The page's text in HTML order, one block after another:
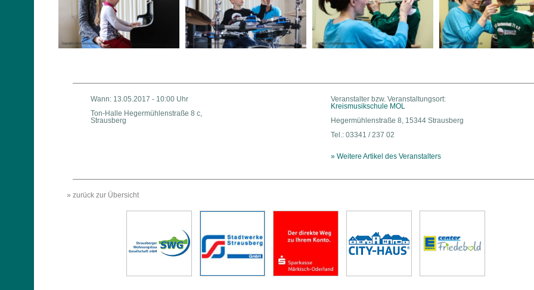
Wann: 13.05.2017 - 10:00 Uhr
Ton-Halle Hegermühlenstraße 8 c,
Strausberg
Veranstalter bzw. Veranstaltungsort:
Kreismusikschule MOL
Hegermühlenstraße 8, 15344 Strausberg
Tel.: 03341 / 237 02
» Weitere Artikel des Veranstalters
» zurück zur Übersicht